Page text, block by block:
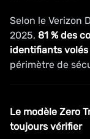
Selon le Verizon
2025, 81 % des
identifiants
périmètre de
Le modèle Zero
toujours vérifier